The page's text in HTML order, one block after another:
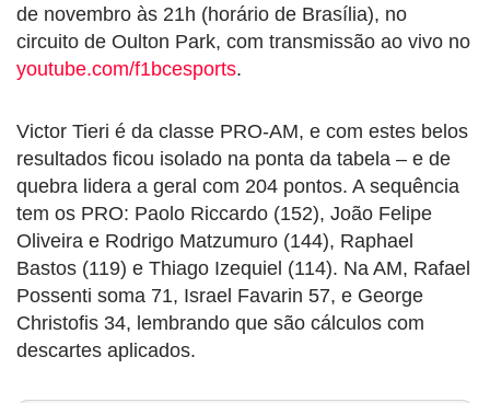
de novembro às 21h (horário de Brasília), no
circuito de Oulton Park, com transmissão ao vivo no
youtube.com/f1bcesports.
Victor Tieri é da classe PRO-AM, e com estes belos
resultados ficou isolado na ponta da tabela – e de
quebra lidera a geral com 204 pontos. A sequência
tem os PRO: Paolo Riccardo (152), João Felipe
Oliveira e Rodrigo Matzumuro (144), Raphael
Bastos (119) e Thiago Izequiel (114). Na AM, Rafael
Possenti soma 71, Israel Favarin 57, e George
Christofis 34, lembrando que são cálculos com
descartes aplicados.